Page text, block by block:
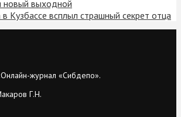
новый выходной
Кузбассе всплыл страшный секрет отца
журнал «Сибдепо».
Г.Н.